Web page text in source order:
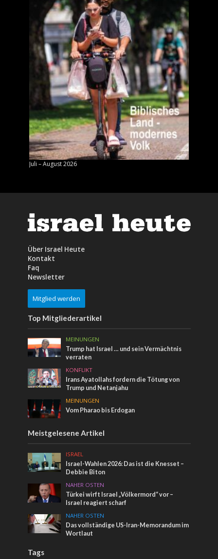
Juli – August 2026
Über Israel Heute
Kontakt
Faq
Newsletter
Mitglied werden
Top Mitgliederartikel
MEINUNGEN
Trump hat Israel … und sein Vermächtnis
verraten
KONFLIKT
Irans Ayatollahs fordern die Tötung von
Trump und Netanjahu
MEINUNGEN
Vom Pharao bis Erdogan
Meistgelesene Artikel
ISRAEL
Israel-Wahlen 2026: Das ist die Knesset –
Debbie Biton
NAHER OSTEN
Türkei wirft Israel „Völkermord“ vor –
Israel reagiert scharf
NAHER OSTEN
Das vollständige US-Iran-Memorandum im
Wortlaut
Tags